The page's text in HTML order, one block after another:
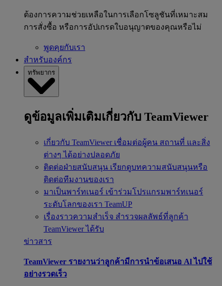
ต้องการความช่วยเหลือในการเลือกโซลูชันที่เหมาะสม
การสั่งซื้อ หรือการอัปเกรดใบอนุญาตของคุณหรือไม่
พูดคุยกับเรา
สำหรับองค์กร
ทรัพยากร
ดูข้อมูลเพิ่มเติมเกี่ยวกับ TeamViewer
เกี่ยวกับ TeamViewer เชื่อมต่อผู้คน สถานที่ และสิ่ง
ต่างๆ ได้อย่างปลอดภัย
ติดต่อฝ่ายสนับสนุน เรียกดูบทความสนับสนุนหรือ
ติดต่อทีมงานของเรา
มาเป็นพาร์ทเนอร์ เข้าร่วมโปรแกรมพาร์ทเนอร์
ระดับโลกของเรา TeamUP
เรื่องราวความสำเร็จ สำรวจผลลัพธ์ที่ลูกค้า
TeamViewer ได้รับ
ข่าวสาร
TeamViewer รายงานว่าลูกค้ามีการนำข้อเสนอ Al ไปใช้
อย่างรวดเร็ว